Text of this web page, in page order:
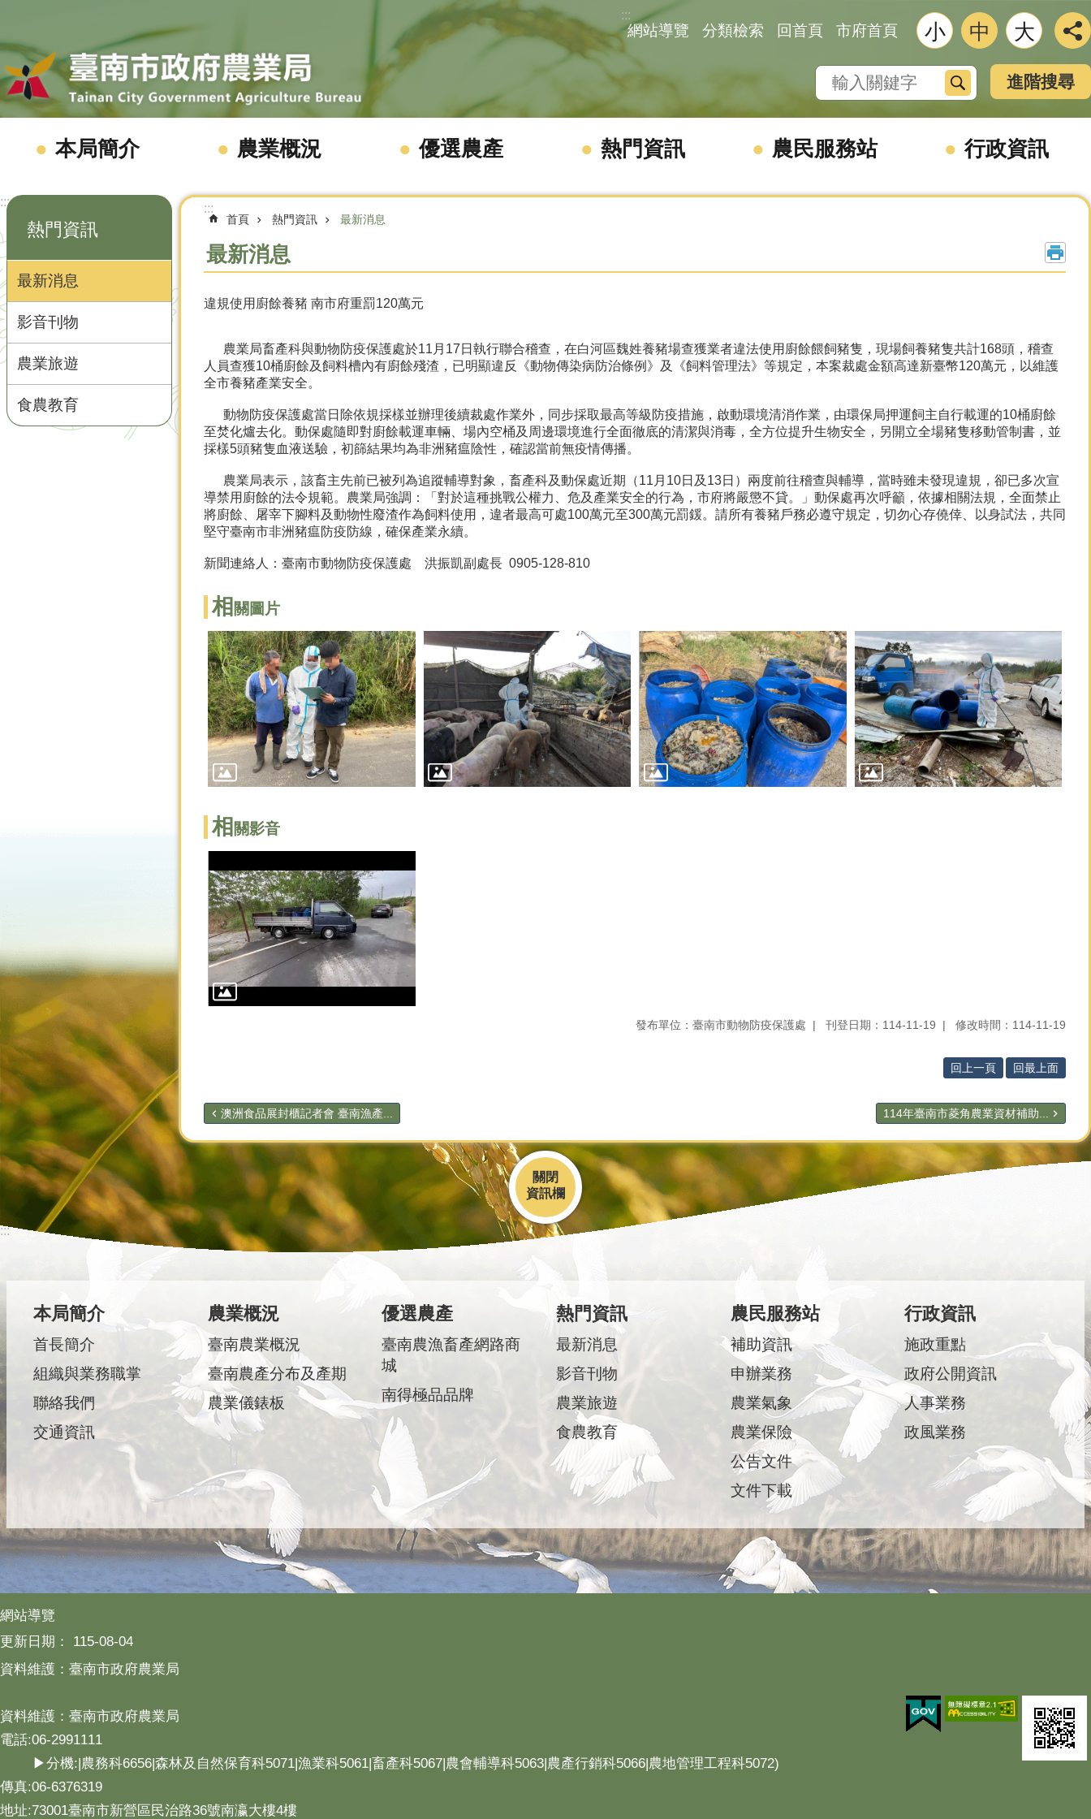
:::
網站導覽 分類檢索 回首頁 市府首頁 小 中 大
搜尋 進階搜尋
本局簡介 農業概況 優選農產 熱門資訊 農民服務站 行政資訊
:::
熱門資訊
最新消息
影音刊物
農業旅遊
食農教育
:::
首頁 熱門資訊 最新消息
最新消息
違規使用廚餘養豬 南市府重罰120萬元
農業局畜產科與動物防疫保護處於11月17日執行聯合稽查，在白河區魏姓養豬場查獲業者違法使用廚餘餵飼豬隻，現場飼養豬隻共計168頭，稽查
人員查獲10桶廚餘及飼料槽內有廚餘殘渣，已明顯違反《動物傳染病防治條例》及《飼料管理法》等規定，本案裁處金額高達新臺幣120萬元，以維護
全市養豬產業安全。
動物防疫保護處當日除依規採樣並辦理後續裁處作業外，同步採取最高等級防疫措施，啟動環境清消作業，由環保局押運飼主自行載運的10桶廚餘
至焚化爐去化。動保處隨即對廚餘載運車輛、場內空桶及周邊環境進行全面徹底的清潔與消毒，全方位提升生物安全，另開立全場豬隻移動管制書，並
採樣5頭豬隻血液送驗，初篩結果均為非洲豬瘟陰性，確認當前無疫情傳播。
農業局表示，該畜主先前已被列為追蹤輔導對象，畜產科及動保處近期（11月10日及13日）兩度前往稽查與輔導，當時雖未發現違規，卻已多次宣
導禁用廚餘的法令規範。農業局強調：「對於這種挑戰公權力、危及產業安全的行為，市府將嚴懲不貸。」動保處再次呼籲，依據相關法規，全面禁止
將廚餘、屠宰下腳料及動物性廢渣作為飼料使用，違者最高可處100萬元至300萬元罰鍰。請所有養豬戶務必遵守規定，切勿心存僥倖、以身試法，共同
堅守臺南市非洲豬瘟防疫防線，確保產業永續。
新聞連絡人：臺南市動物防疫保護處 洪振凱副處長 0905-128-810
相 關圖片
相 關影音
發布單位：臺南市動物防疫保護處 刊登日期：114-11-19 修改時間：114-11-19
回上一頁 回最上面
澳洲食品展封櫃記者會 臺南漁產... 114年臺南市菱角農業資材補助...
關閉
:::
本局簡介
首長簡介
組織與業務職掌
聯絡我們
交通資訊
農業概況
臺南農業概況
臺南農產分布及產期
農業儀錶板
優選農產
臺南農漁畜產網路商
城
南得極品品牌
熱門資訊
最新消息
影音刊物
農業旅遊
食農教育
農民服務站
補助資訊
申辦業務
農業氣象
農業保險
公告文件
文件下載
行政資訊
施政重點
政府公開資訊
人事業務
政風業務
網站導覽
更新日期：
115-08-04
資料維護：臺南市政府農業局
資料維護：臺南市政府農業局
電話:06-2991111
▶分機:|農務科6656|森林及自然保育科5071|漁業科5061|畜產科5067|農會輔導科5063|農產行銷科5066|農地管理工程科5072)
傳真:06-6376319
地址:73001臺南市新營區民治路36號南瀛大樓4樓